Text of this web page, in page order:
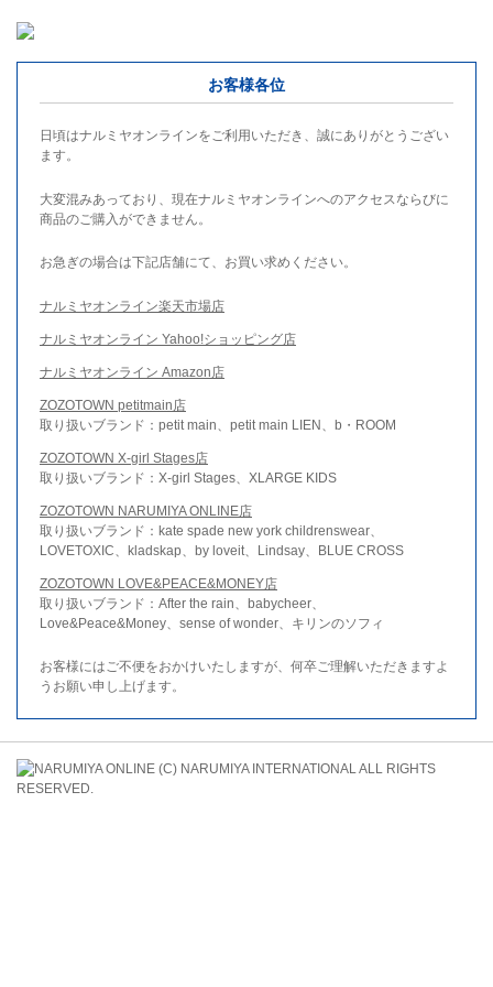
お客様各位
日頃はナルミヤオンラインをご利用いただき、誠にありがとうござい
ます。
大変混みあっており、現在ナルミヤオンラインへのアクセスならびに
商品のご購入ができません。
お急ぎの場合は下記店舗にて、お買い求めください。
ナルミヤオンライン楽天市場店
ナルミヤオンライン Yahoo!ショッピング店
ナルミヤオンライン Amazon店
ZOZOTOWN petitmain店
取り扱いブランド：petit main、petit main LIEN、b・ROOM
ZOZOTOWN X-girl Stages店
取り扱いブランド：X-girl Stages、XLARGE KIDS
ZOZOTOWN NARUMIYA ONLINE店
取り扱いブランド：kate spade new york childrenswear、
LOVETOXIC、kladskap、by loveit、Lindsay、BLUE CROSS
ZOZOTOWN LOVE&PEACE&MONEY店
取り扱いブランド：After the rain、babycheer、
Love&Peace&Money、sense of wonder、キリンのソフィ
お客様にはご不便をおかけいたしますが、何卒ご理解いただきますよ
うお願い申し上げます。